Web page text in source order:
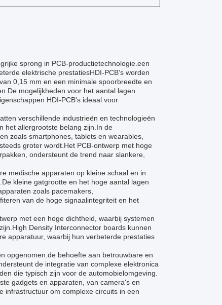
sprong in PCB-productietechnologie.een
elektrische prestatiesHDI-PCB's worden
0,15 mm en een minimale spoorbreedte en
mogelijkheden voor het aantal lagen
HDI-PCB's ideaal voor
verschillende industrieën en technologieën
het allergrootste belang zijn.In de
zoals smartphones, tablets en wearables,
groter wordt.Het PCB-ontwerp met hoge
ondersteunt de trend naar slankere,
medische apparaten op kleine schaal en in
kleine gatgrootte en het hoge aantal lagen
zoals pacemakers,
van de hoge signaalintegriteit en het
met een hoge dichtheid, waarbij systemen
Density Interconnector boards kunnen
apparatuur, waarbij hun verbeterde prestaties
opgenomen.de behoefte aan betrouwbare en
de integratie van complexe elektronica
die typisch zijn voor de automobielomgeving.
gadgets en apparaten, van camera's en
infrastructuur om complexe circuits in een